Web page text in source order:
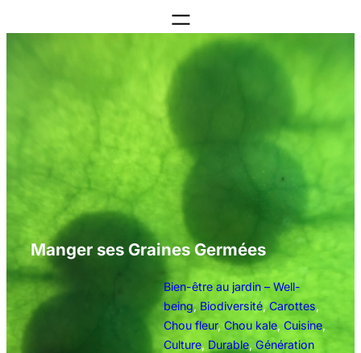
au
Manger ses Graines Germées
Bien-être au jardin – Well-
being, Biodiversité, Carottes
Chou fleur, Chou kale, Cuisine
Culture, Durable, Génération